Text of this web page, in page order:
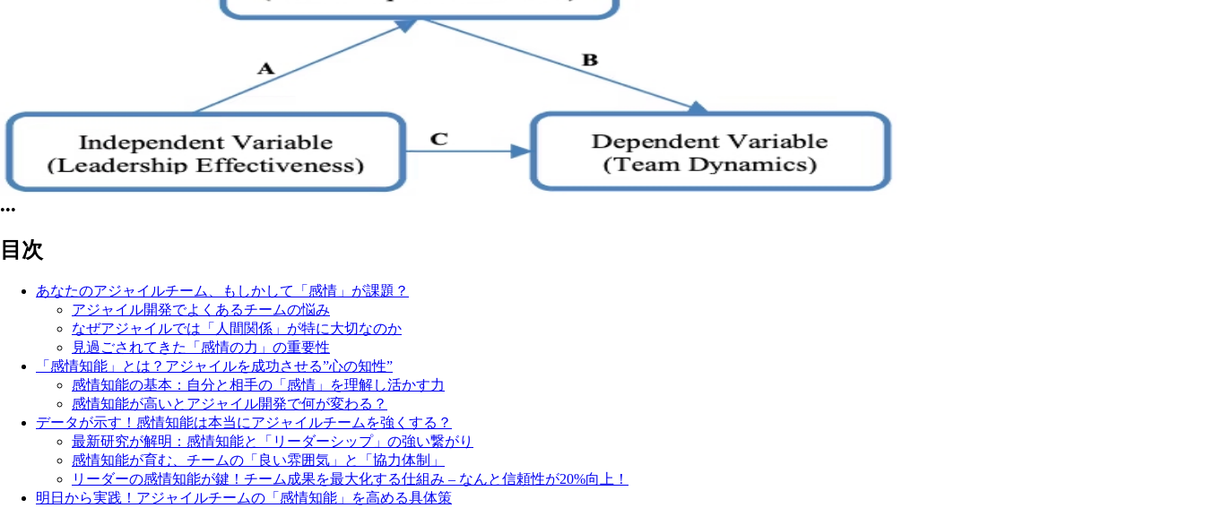
•••
目次
あなたのアジャイルチーム、もしかして「感情」が課題？
アジャイル開発でよくあるチームの悩み
なぜアジャイルでは「人間関係」が特に大切なのか
見過ごされてきた「感情の力」の重要性
「感情知能」とは？アジャイルを成功させる”心の知性”
感情知能の基本：自分と相手の「感情」を理解し活かす力
感情知能が高いとアジャイル開発で何が変わる？
データが示す！感情知能は本当にアジャイルチームを強くする？
最新研究が解明：感情知能と「リーダーシップ」の強い繋がり
感情知能が育む、チームの「良い雰囲気」と「協力体制」
リーダーの感情知能が鍵！チーム成果を最大化する仕組み – なんと信頼性が20%向上！
明日から実践！アジャイルチームの「感情知能」を高める具体策